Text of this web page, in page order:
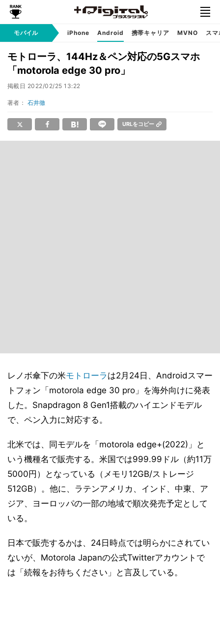
モバイル iPhone Android 携帯キャリア MVNO ス
モトローラ、144Hz＆ペン対応の5Gスマホ
「motorola edge 30 pro」
掲載日 2022/02/25 13:22
著者： 石井徹
URLをコピー
レノボ傘下の米モトローラ は2月24日、Androidスマー
トフォン「motorola edge 30 pro」を海外向けに発表
した。Snapdragon 8 Gen1搭載のハイエンドモデル
で、ペン入力に対応する。
北米では、同モデルを「motorola edge+(2022)」と
いう機種名で販売する。米国では999.99ドル（約11万
5000円）となっている（メモリ12GB/ストレージ
512GB）。他に、ラテンアメリカ、インド、中東、ア
ジア、ヨーロッパの一部の地域で順次発売予定として
いる。
日本で販売するかは、24日時点では明らかにされてい
ないが、Motorola Japanの公式Twitterアカウントで
は「続報をお待ちください」と言及している。